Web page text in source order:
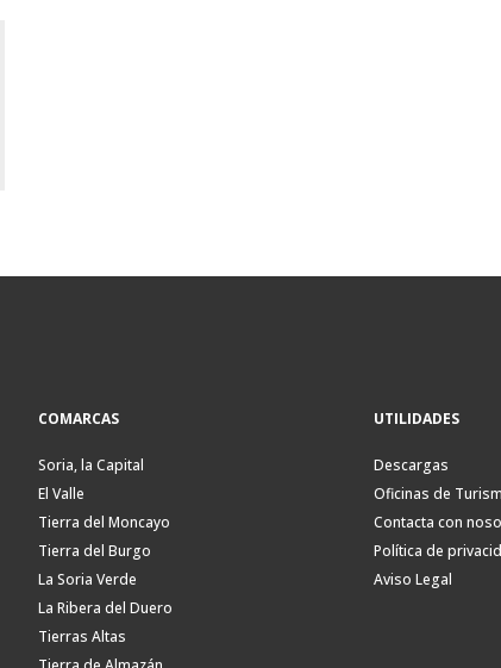
COMARCAS
Soria, la Capital
El Valle
Tierra del Moncayo
Tierra del Burgo
La Soria Verde
La Ribera del Duero
Tierras Altas
UTILIDADES
Descargas
Oficinas de
Contacta con
Política de
Aviso Legal